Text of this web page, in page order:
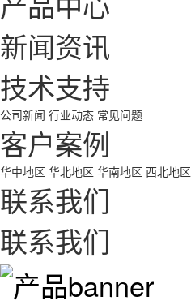
新闻资讯
技术支持
公司新闻 行业动态 常见问题
客户案例
华中地区 华北地区 华南地区 西北地区
联系我们
联系我们